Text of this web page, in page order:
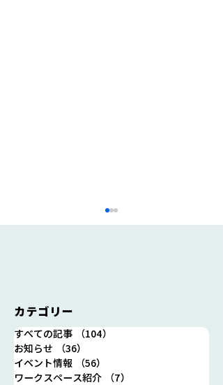
日/営業時間 変更のおしら
せ
カテゴリー
すべての記事 （104）
お知らせ
（36）
イベント情報
（56）
ワークスペース紹介
（7）